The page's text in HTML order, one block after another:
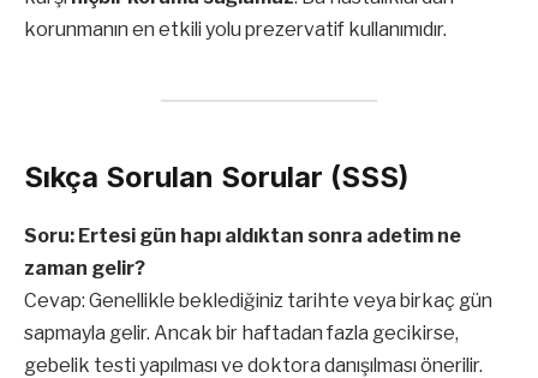
korunmanın en etkili yolu prezervatif kullanımıdır.
Sıkça Sorulan Sorular (SSS)
Soru: Ertesi gün hapı aldıktan sonra adetim ne
zaman gelir?
Cevap: Genellikle beklediğiniz tarihte veya birkaç gün
sapmayla gelir. Ancak bir haftadan fazla gecikirse,
gebelik testi yapılması ve doktora danışılması önerilir.